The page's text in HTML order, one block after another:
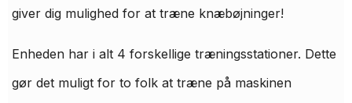
giver dig mulighed for at træne knæbøjninger!
Enheden har i alt 4 forskellige træningsstationer. Dette
gør det muligt for to folk at træne på maskinen